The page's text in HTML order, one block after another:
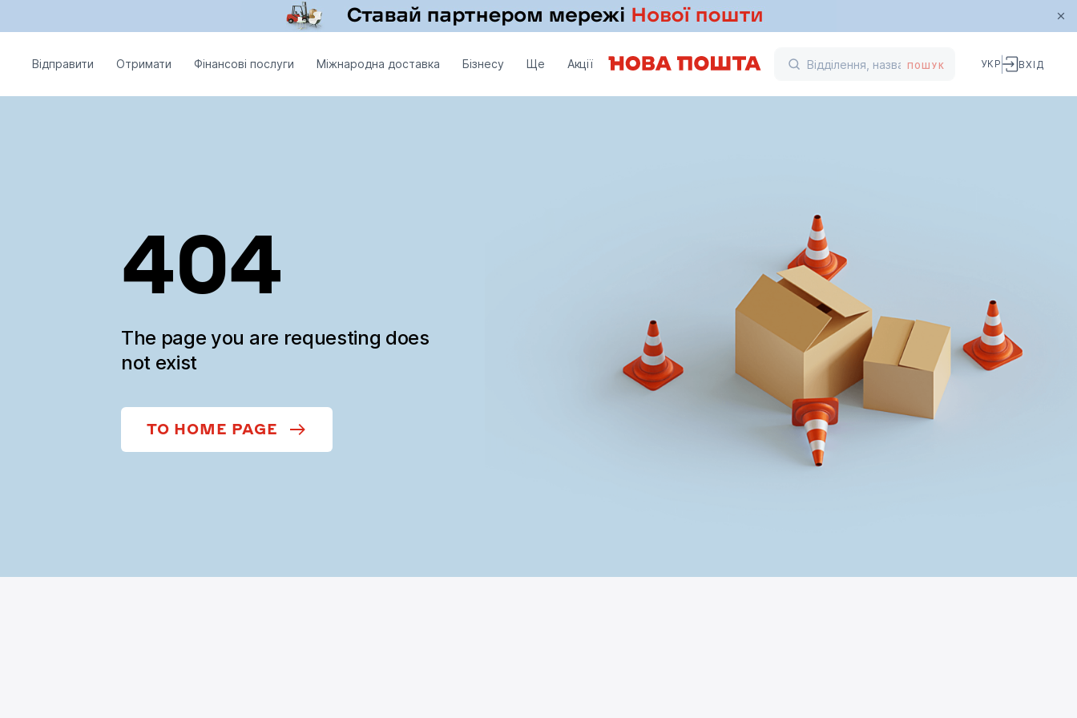
Відправити Отримати Фінансові послуги Міжнародна доставка Бізнесу Ще Акції ПОШУК УКР ВХІД
404
The page you are requesting does
not exist
TO HOME PAGE